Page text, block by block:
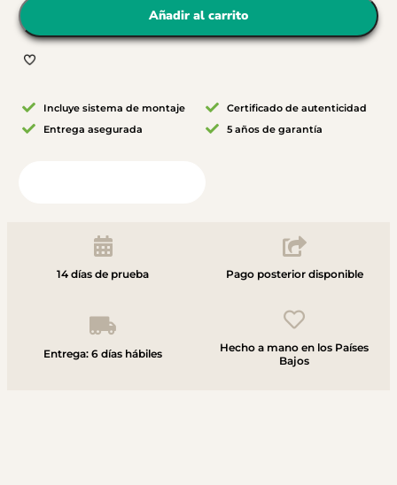
Añadir al carrito
Incluye sistema de montaje
Entrega asegurada
Certificado de autenticidad
5 años de garantía
14 días de prueba Pago posterior disponible
Entrega: 6 días hábiles
Hecho a mano en los Países
Bajos